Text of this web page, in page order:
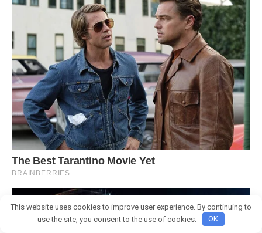
This website uses cookies to improve user experience. By continuing to
use the site, you consent to the use of cookies.
OK